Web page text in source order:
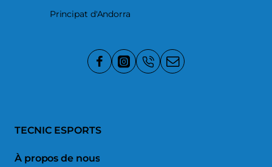
Principat d'Andorra
TECNIC ESPORTS
À propos de nous